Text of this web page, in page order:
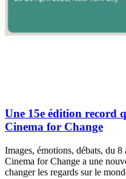
Une 15e édition record
Cinema for Change
Images, émotions, débats, du
Cinema for Change a une
changer les regards sur le